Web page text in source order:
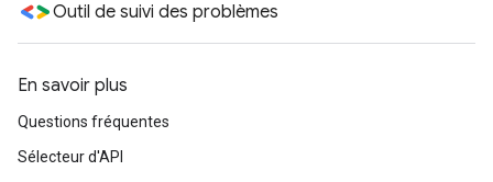
Outil de suivi des problèmes
En savoir plus
Questions fréquentes
Sélecteur d'API